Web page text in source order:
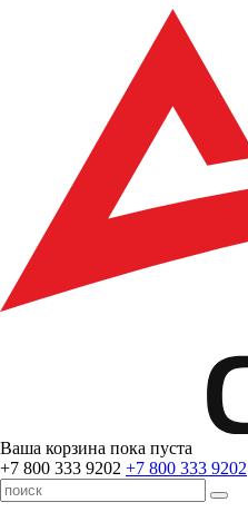
Ваша корзина пока пуста
+7 800 333 9202 +7 800 333 9202